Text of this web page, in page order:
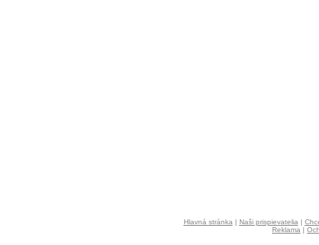
Hlavná stránka | Naši prispievatelia |
Reklama |